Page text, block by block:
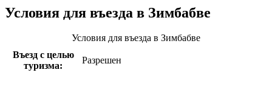
Условия для въезда в Зимбабве
Условия для въезда в Зимбабве
Въезд с целью
туризма:
Разрешен